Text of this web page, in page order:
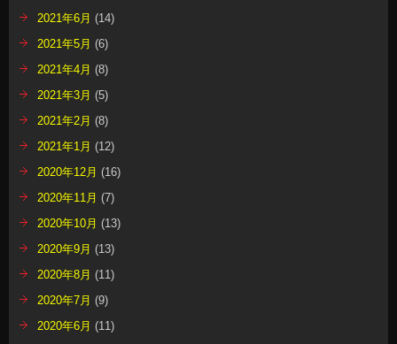
2021年6月 (14)
2021年5月 (6)
2021年4月 (8)
2021年3月 (5)
2021年2月 (8)
2021年1月 (12)
2020年12月 (16)
2020年11月 (7)
2020年10月 (13)
2020年9月 (13)
2020年8月 (11)
2020年7月 (9)
2020年6月 (11)